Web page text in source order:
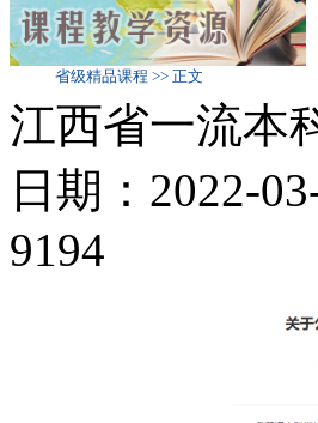
省级精品课程 >> 正文
江西省一流本
日期：2022-
9194